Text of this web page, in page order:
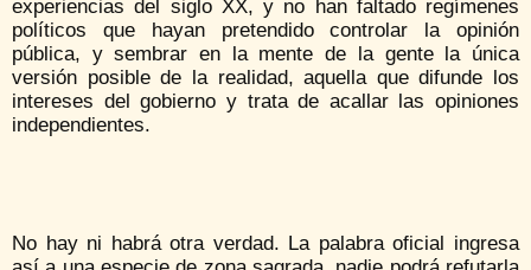
experiencias del siglo XX, y no han faltado regímenes
políticos que hayan pretendido controlar la opinión
pública, y sembrar en la mente de la gente la única
versión posible de la realidad, aquella que difunde los
intereses del gobierno y trata de acallar las opiniones
independientes.
No hay ni habrá otra verdad. La palabra oficial ingresa